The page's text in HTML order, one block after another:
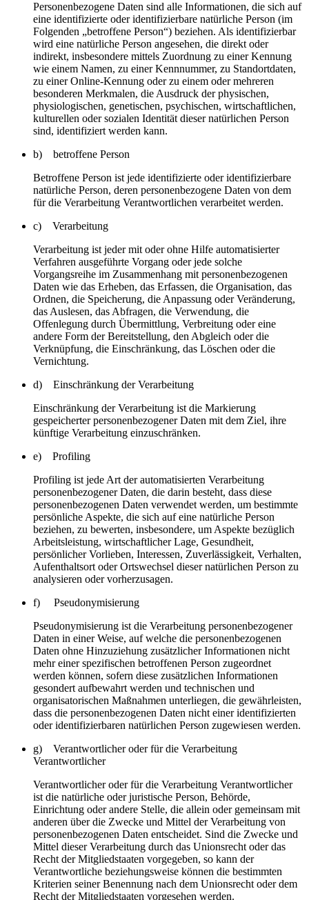
Personenbezogene Daten sind alle Informationen, die sich auf
eine identifizierte oder identifizierbare natürliche Person (im
Folgenden „betroffene Person“) beziehen. Als identifizierbar
wird eine natürliche Person angesehen, die direkt oder
indirekt, insbesondere mittels Zuordnung zu einer Kennung
wie einem Namen, zu einer Kennnummer, zu Standortdaten,
zu einer Online-Kennung oder zu einem oder mehreren
besonderen Merkmalen, die Ausdruck der physischen,
physiologischen, genetischen, psychischen, wirtschaftlichen,
kulturellen oder sozialen Identität dieser natürlichen Person
sind, identifiziert werden kann.
b) betroffene Person
Betroffene Person ist jede identifizierte oder identifizierbare
natürliche Person, deren personenbezogene Daten von dem
für die Verarbeitung Verantwortlichen verarbeitet werden.
c) Verarbeitung
Verarbeitung ist jeder mit oder ohne Hilfe automatisierter
Verfahren ausgeführte Vorgang oder jede solche
Vorgangsreihe im Zusammenhang mit personenbezogenen
Daten wie das Erheben, das Erfassen, die Organisation, das
Ordnen, die Speicherung, die Anpassung oder Veränderung,
das Auslesen, das Abfragen, die Verwendung, die
Offenlegung durch Übermittlung, Verbreitung oder eine
andere Form der Bereitstellung, den Abgleich oder die
Verknüpfung, die Einschränkung, das Löschen oder die
Vernichtung.
d) Einschränkung der Verarbeitung
Einschränkung der Verarbeitung ist die Markierung
gespeicherter personenbezogener Daten mit dem Ziel, ihre
künftige Verarbeitung einzuschränken.
e) Profiling
Profiling ist jede Art der automatisierten Verarbeitung
personenbezogener Daten, die darin besteht, dass diese
personenbezogenen Daten verwendet werden, um bestimmte
persönliche Aspekte, die sich auf eine natürliche Person
beziehen, zu bewerten, insbesondere, um Aspekte bezüglich
Arbeitsleistung, wirtschaftlicher Lage, Gesundheit,
persönlicher Vorlieben, Interessen, Zuverlässigkeit, Verhalten,
Aufenthaltsort oder Ortswechsel dieser natürlichen Person zu
analysieren oder vorherzusagen.
f) Pseudonymisierung
Pseudonymisierung ist die Verarbeitung personenbezogener
Daten in einer Weise, auf welche die personenbezogenen
Daten ohne Hinzuziehung zusätzlicher Informationen nicht
mehr einer spezifischen betroffenen Person zugeordnet
werden können, sofern diese zusätzlichen Informationen
gesondert aufbewahrt werden und technischen und
organisatorischen Maßnahmen unterliegen, die gewährleisten,
dass die personenbezogenen Daten nicht einer identifizierten
oder identifizierbaren natürlichen Person zugewiesen werden.
g) Verantwortlicher oder für die Verarbeitung
Verantwortlicher
Verantwortlicher oder für die Verarbeitung Verantwortlicher
ist die natürliche oder juristische Person, Behörde,
Einrichtung oder andere Stelle, die allein oder gemeinsam mit
anderen über die Zwecke und Mittel der Verarbeitung von
personenbezogenen Daten entscheidet. Sind die Zwecke und
Mittel dieser Verarbeitung durch das Unionsrecht oder das
Recht der Mitgliedstaaten vorgegeben, so kann der
Verantwortliche beziehungsweise können die bestimmten
Kriterien seiner Benennung nach dem Unionsrecht oder dem
Recht der Mitgliedstaaten vorgesehen werden.